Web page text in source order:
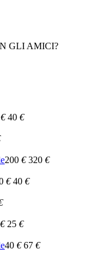
GLI AMICI?
€ 40 €
200 € 320 €
€ 40 €
€ 25 €
40 € 67 €